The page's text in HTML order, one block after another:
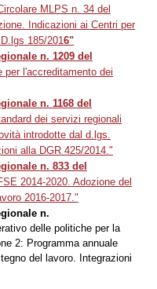
MLPS n. 34 del
Indicazioni ai Centri per
185/2016"
n. 1209 del
per l'accreditamento dei
n. 1168 del
dei servizi regionali
introdotte dal d.lgs.
alla DGR 425/2014."
n. 833 del
2014-2020. Adozione del
2016-2017."
n.
delle politiche per la
2: Programma annuale
del lavoro. Integrazioni